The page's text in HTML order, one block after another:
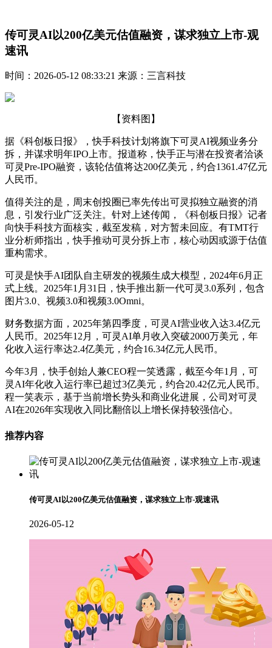
传可灵AI以200亿美元估值融资，谋求独立上市-观
速讯
时间：2026-05-12 08:33:21 来源：三言科技
【资料图】
据《科创板日报》，快手科技计划将旗下可灵AI视频业务分
拆，并谋求明年IPO上市。报道称，快手正与潜在投资者洽谈
可灵Pre-IPO融资，该轮估值将达200亿美元，约合1361.47亿元
人民币。
值得关注的是，周末创投圈已率先传出可灵拟独立融资的消
息，引发行业广泛关注。针对上述传闻，《科创板日报》记者
向快手科技方面核实，截至发稿，对方暂未回应。有TMT行
业分析师指出，快手推动可灵分拆上市，核心动因或源于估值
重构需求。
可灵是快手AI团队自主研发的视频生成大模型，2024年6月正
式上线。2025年1月31日，快手推出新一代可灵3.0系列，包含
图片3.0、视频3.0和视频3.0Omni。
财务数据方面，2025年第四季度，可灵AI营业收入达3.4亿元
人民币。2025年12月，可灵AI单月收入突破2000万美元，年
化收入运行率达2.4亿美元，约合16.34亿元人民币。
今年3月，快手创始人兼CEO程一笑透露，截至今年1月，可
灵AI年化收入运行率已超过3亿美元，约合20.42亿元人民币。
程一笑表示，基于当前增长势头和商业化进展，公司对可灵
AI在2026年实现收入同比翻倍以上增长保持较强信心。
推荐内容
传可灵AI以200亿美元估值融资，谋求独立上市-观速讯
2026-05-12